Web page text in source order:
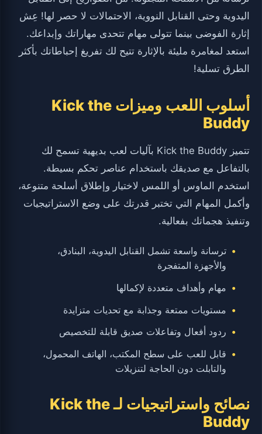
اليدوية وحتى القنابل النووية، الاحتمالات لا حصر لها! عِش
إثارة الفوضى بينما تتولى مهام تتحدى مهاراتك وإبداعك.
استعد لمغامرة مليئة بالإثارة تتيح لك تفريغ إحباطاتك بأكثر
الطرق تسلية!
أسلوب اللعب وميزات Kick the
Buddy
تتميز Kick the Buddy بآليات لعب بديهية تسمح لك
بالتفاعل مع صديقك باستخدام عناصر تحكم بسيطة.
استخدم الماوس أو اللمس لاختيار وإطلاق أسلحة متنوعة،
وأكمل المهام التي تختبر قدرتك على وضع الاستراتيجيات
وتنفيذ هجماتك بفعالية.
ترسانة واسعة تشمل القنابل اليدوية، البنادق،
والأجهزة المتفجرة
مهام وأهداف متعددة لإكمالها
مستويات ممتعة وجذابة مع تحديات متزايدة
ردود أفعال وتفاعلات صديق قابلة للتخصيص
قابل للعب على سطح المكتب، الهاتف المحمول،
والتابلت دون الحاجة لتنزيلات
نصائح واستراتيجيات لـ Kick the
Buddy